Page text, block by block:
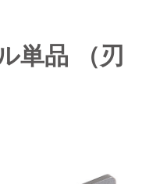
単品 （刃